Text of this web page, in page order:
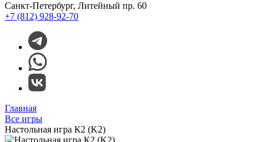
Санкт-Петербург, Литейный пр. 60
+7 (812) 928-92-70
Главная
Все игры
Настольная игра К2 (K2)